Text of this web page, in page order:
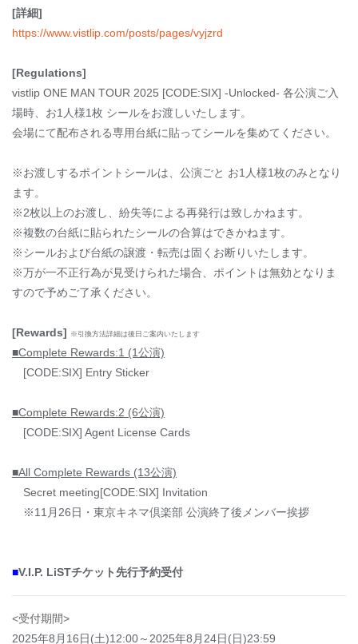
[詳細]
https://www.vistlip.com/posts/pages/vyjzrd
[Regulations]
vistlip ONE MAN TOUR 2025 [CODE:SIX] -Unlocked- 各公演ご入
場時、お1人様1枚 シールをお渡しいたします。
会場にて配布される専用台紙に貼ってシールを集めてください。
※お渡しするポイントシールは、公演ごと お1人様1枚のみとなり
ます。
※2枚以上のお渡し、紛失等による再発行は致しかねます。
※複数の台紙に貼られたシールの合算はできかねます。
※シールおよび台紙の譲渡・転売は固くお断りいたします。
※万が一不正行為が見受けられた場合、ポイントは無効となりま
すので予めご了承ください。
[Rewards] ※引換方法詳細は後日ご案内いたします
■Complete Rewards:1 (1公演)
[CODE:SIX] Entry Sticker
■Complete Rewards:2 (6公演)
[CODE:SIX] Agent License Cards
■All Complete Rewards (13公演)
Secret meeting[CODE:SIX] Invitation
※11月26日・東京キネマ倶楽部 公演終了後メンバー挨拶
■V.I.P. LiSTチケット先行予約受付
<受付期間>
2025年8月16日(土)12:00～2025年8月24日(日)23:59